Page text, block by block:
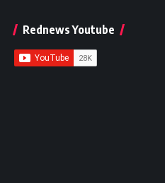
Rednews Youtube